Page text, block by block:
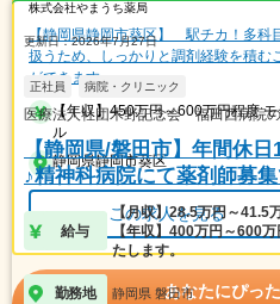
株式会社やまうち薬局
【静岡県静岡市葵区】　駅チカ！多科
扱うため、しっかりと調剤経験を積む
ができます。
【年収】450万円～600万円程度
ル
静岡県静岡市葵区
この求人を見る
あなたにぴっ
更新日：2026年7月27日
正社員 病院・クリニック
医療法人社団木野記念会 福田西病院
【静岡県/磐田市】年間休
♪精神科病院にて薬剤師募
給与
【月収】28.5万円～41.5
【年収】400万円～600
たします。
勤務地 静岡県 磐田市